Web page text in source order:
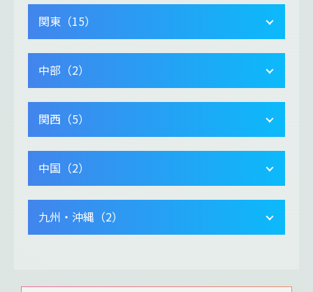
関東（15）
中部（2）
関西（5）
中国（2）
九州・沖縄（2）